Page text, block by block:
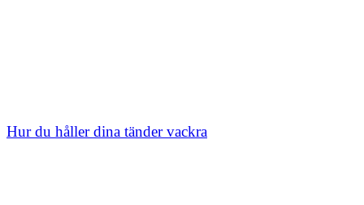
Hur du håller dina tänder vackra